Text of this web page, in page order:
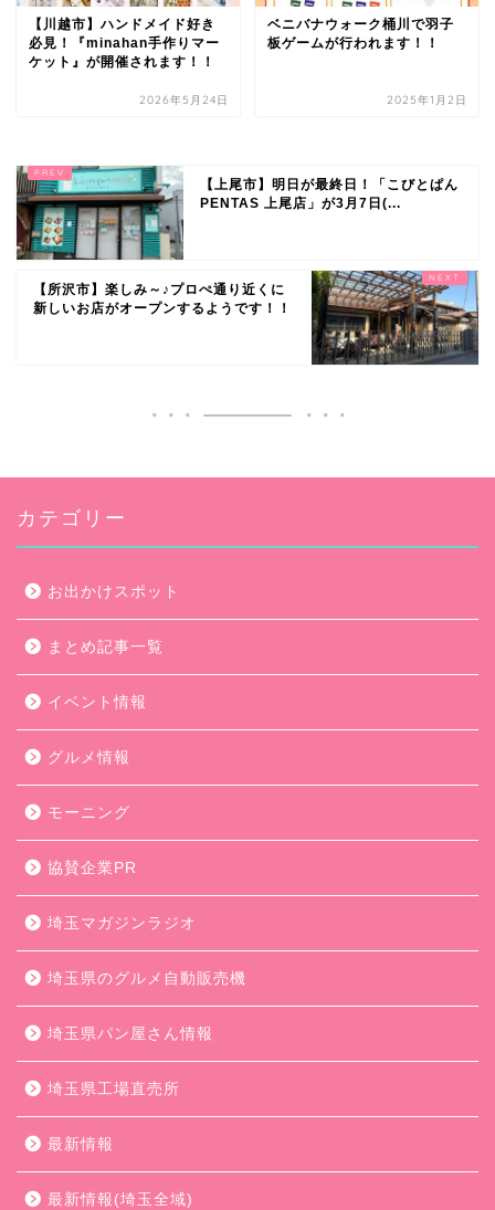
【川越市】ハンドメイド好き
必見！『minahan手作りマー
ケット』が開催されます！！
2026年5月24日
ベニバナウォーク桶川で羽子
板ゲームが行われます！！
2025年1月2日
【上尾市】明日が最終日！「こびとぱん
PENTAS 上尾店」が3月7日(...
【所沢市】楽しみ～♪プロぺ通り近くに
新しいお店がオープンするようです！！
カテゴリー
お出かけスポット
まとめ記事一覧
イベント情報
グルメ情報
モーニング
協賛企業PR
埼玉マガジンラジオ
埼玉県のグルメ自動販売機
埼玉県パン屋さん情報
埼玉県工場直売所
最新情報
最新情報(埼玉全域)